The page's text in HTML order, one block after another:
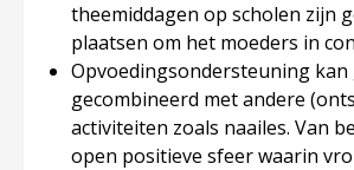
theemiddagen op scholen zijn
plaatsen om het moeders in
Opvoedingsondersteuning kan
gecombineerd met andere
activiteiten zoals naailes. Van
open positieve sfeer waarin